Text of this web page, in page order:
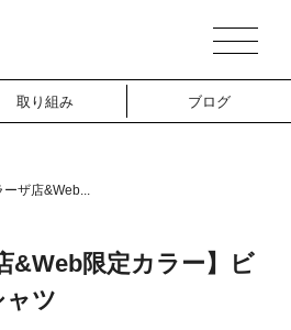
取り組み ブログ
ーザ店&Web...
&Web限定カラー】ビ
ツ